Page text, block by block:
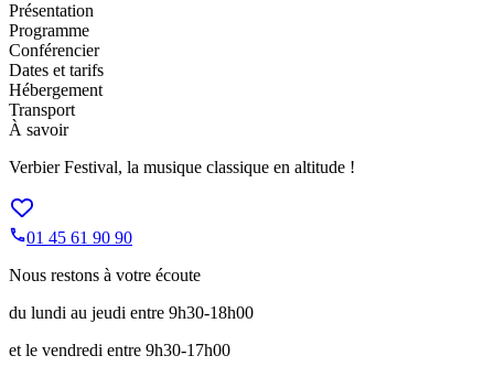
Présentation
Programme
Conférencier
Dates et tarifs
Hébergement
Transport
À savoir
Verbier Festival, la musique classique en altitude !
01 45 61 90 90
Nous restons à votre écoute
du lundi au jeudi entre 9h30-18h00
et le vendredi entre 9h30-17h00